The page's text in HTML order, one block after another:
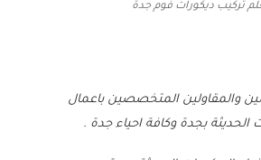
تركيب ديكورات فوم جدة
والمقاولين المتخصصين باعمال
الحديثة بجدة وكافة احياء جدة .